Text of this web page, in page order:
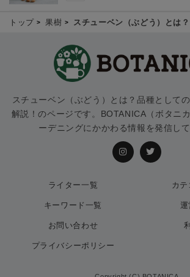
トップ 果樹 スチューベン（ぶどう）とは
スチューベン（ぶどう）とは？品種として
解説！のページです。BOTANICA（ボタニ
ーデニングにかかわる情報を発信して
ライター一覧 カ
キーワード一覧 運
お問い合わせ
プライバシーポリシー